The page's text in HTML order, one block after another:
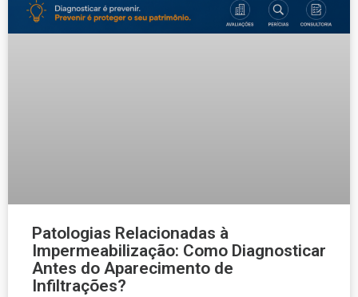
Patologias Relacionadas à
Impermeabilização: Como Diagnosticar
Antes do Aparecimento de
Infiltrações?